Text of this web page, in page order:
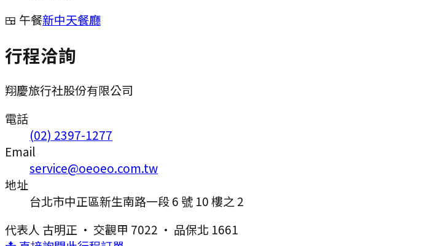
🍱 午餐新中天餐廳
行程洽詢
翔慶旅行社股份有限公司
電話
(02) 2397-1277
Email
service@oeoeo.com.tw
地址
台北市中正區新生南路一段 6 號 10 樓之 2
代表人 古明正 · 交觀甲 7022 · 品保北 1661